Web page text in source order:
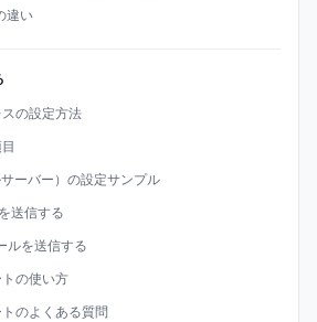
違い
の設定方法
ーバー）の設定サンプル
送信する
ルを送信する
の使い方
のよくある質問